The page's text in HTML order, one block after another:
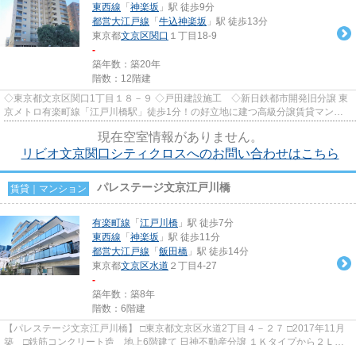
東西線 「 神楽坂 」駅 徒歩9分
都営大江戸線 「 牛込神楽坂 」駅 徒歩13分
東京都文京区関口 １丁目18-9
-
築年数：築20年
階数：12階建
◇東京都文京区関口1丁目１８－９ ◇戸田建設施工 ◇新日鉄都市開発旧分譲 東
京メトロ有楽町線「江戸川橋駅」徒歩1分！の好立地に建つ高級分譲賃貸マンシ
現在空室情報がありません。
リビオ文京関口シティクロスへのお問い合わせはこちら
賃貸｜マンション パレステージ文京江戸川橋
有楽町線 「 江戸川橋 」駅 徒歩7分
東西線 「 神楽坂 」駅 徒歩11分
都営大江戸線 「 飯田橋 」駅 徒歩14分
東京都文京区水道 ２丁目4-27
-
築年数：築8年
階数：6階建
【パレステージ文京江戸川橋】 □東京都文京区水道2丁目４－２７ □2017年11月
築 □鉄筋コンクリート造 地上6階建て 日神不動産分譲 １Ｋタイプから２ＬＤ